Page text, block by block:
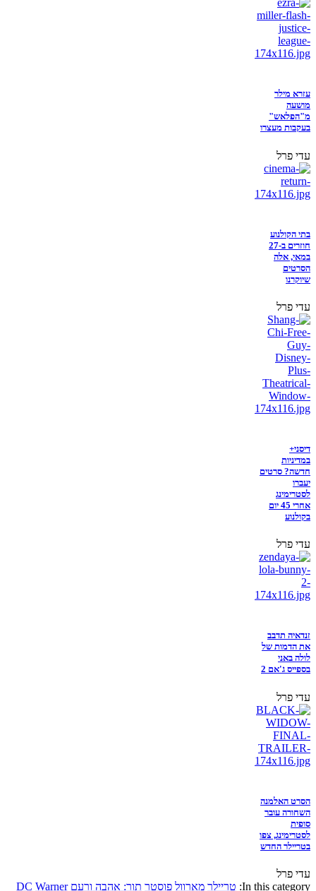
עזרא מילר
מושעה
מ"הפלאש"
בעקבות מעצרו
עדי פרל
בתי הקולנוע
חוזרים ב-27
במאי, אלה
הסרטים
שיוקרנו
עדי פרל
דיסני+
במדיניות
חדשה? סרטים
יעברו
לסטרימינג
אחרי 45 יום
בקולנוע
עדי פרל
זנדאיה תדבב
את הדמות של
לולה באני
בספייס ג'אם 2
עדי פרל
הסרט האלמנה
השחורה עובר
סופית
לסטרימינג, צפו
בטריילר החדש
עדי פרל
In this category: טריילר מארוול פוסטר תור: אהבה ורעם DC Warner